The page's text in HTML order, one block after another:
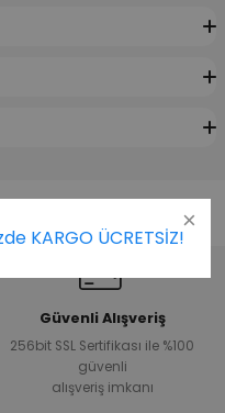
Güvenli Alışveriş
256bit SSL Sertifikası ile %100
güvenli
alışveriş imkanı
KARGO ÜCRETSİZ!